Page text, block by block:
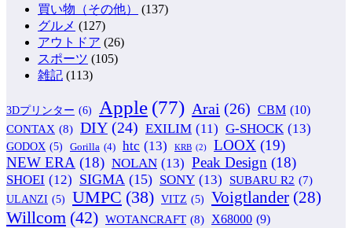
買い物（その他）
(137)
グルメ (127)
アウトドア (26)
スポーツ (105)
雑記 (113)
3Dプリンター (6) Apple (77) Arai (26) CBM (10)
CONTAX (8) DIY (24) EXILIM (11) G-SHOCK (13)
GODOX (5) Gorilla (4) htc (13) KRB (2) LOOX (19)
NEW ERA (18) NOLAN (13) Peak Design (18)
SHOEI (12) SIGMA (15) SONY (13) SUBARU R2 (7)
ULANZI (5) UMPC (38) VITZ (5) Voigtlander (28)
Willcom (42) WOTANCRAFT (8) X68000 (9)